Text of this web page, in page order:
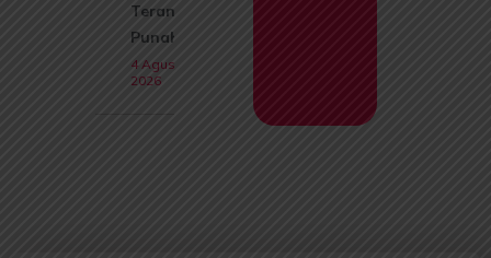
Terancam
Punah
4 Agustus
2026